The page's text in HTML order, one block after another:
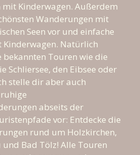
Kinderwagen. Außerdem
Wanderungen mit
Seen vor und einfache
Natürlich
Touren wie die
Schliersee, den Eibsee oder
stelle dir aber auch
abseits der
vor: Entdecke die
rund um Holzkirchen,
Bad Tölz! Alle Touren